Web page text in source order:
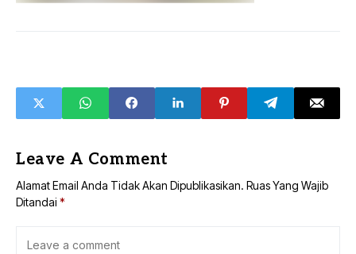
Leave A Comment
Alamat Email Anda Tidak Akan Dipublikasikan. Ruas Yang Wajib
Ditandai *